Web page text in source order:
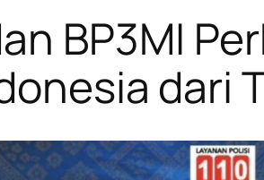
BP3MI
dari